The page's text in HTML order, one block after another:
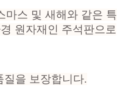
마스 및 새해와 같은 특
원자재인 주석판으로
을 보장합니다.